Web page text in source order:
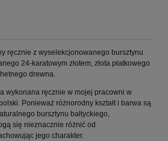
ręcznie z wyselekcjonowanego bursztynu
24-karatowym złotem, złota płatkowego
drewna.
wykonana ręcznie w mojej pracowni w
Ponieważ różnorodny kształt i barwa są
bursztynu bałtyckiego,
się nieznacznie różnić od
jego charakter.